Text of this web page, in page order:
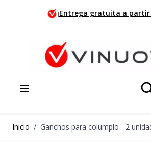
¡Entrega gratuita a partir
Inicio / Ganchos para columpio - 2